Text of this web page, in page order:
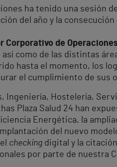
ha tenido una sesión
del año y la
Corporativo de
como de las distintas
hasta el momento, los
el cumplimiento de sus
Ingeniería, Hostelería,
Plaza Salud 24 han
Energética, la
del nuevo
checking digital y la
por parte de nuestra